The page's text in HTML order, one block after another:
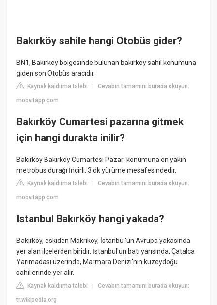
Bakırköy sahile hangi Otobüs gider?
BN1, Bakirköy bölgesinde bulunan bakırköy sahil konumuna
giden son Otobüs aracıdır.
Kaynak kaldırma talebi |Cevabın tamamını burada okuyun:
moovitapp.com
Bakırköy Cumartesi pazarına gitmek
için hangi durakta inilir?
Bakirköy Bakırköy Cumartesi Pazarı konumuna en yakın
metrobus durağı İncirli. 3 dk yürüme mesafesindedir.
Kaynak kaldırma talebi |Cevabın tamamını burada okuyun:
moovitapp.com
Istanbul Bakırköy hangi yakada?
Bakırköy, eskiden Makriköy, İstanbul'un Avrupa yakasında
yer alan ilçelerden biridir. İstanbul'un batı yarısında, Çatalca
Yarımadası üzerinde, Marmara Denizi'nin kuzeydoğu
sahillerinde yer alır.
Kaynak kaldırma talebi |Cevabın tamamını burada okuyun:
tr.wikipedia.org